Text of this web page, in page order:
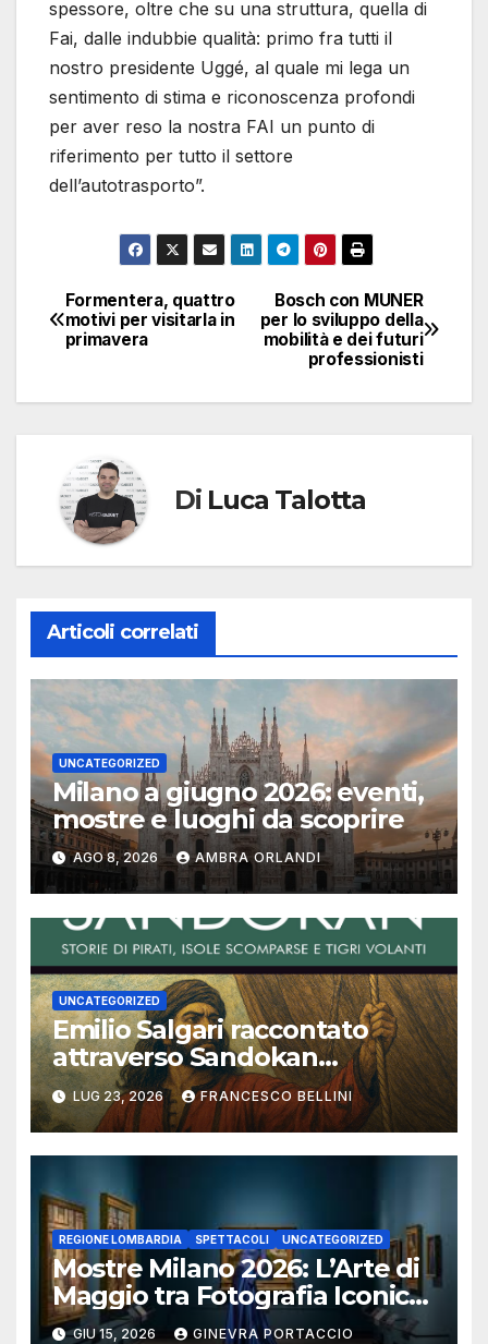
spessore, oltre che su una struttura, quella di
Fai, dalle indubbie qualità: primo fra tutti il
nostro presidente Uggé, al quale mi lega un
sentimento di stima e riconoscenza profondi
per aver reso la nostra FAI un punto di
riferimento per tutto il settore
dell’autotrasporto”.
Navigazione
articoli
Bosch con MUNER
per lo sviluppo della
mobilità e dei futuri
professionisti
Formentera, quattro
motivi per visitarla in
primavera
Di Luca Talotta
Articoli correlati
UNCATEGORIZED
Milano a giugno 2026: eventi,
mostre e luoghi da scoprire
AGO 8, 2026 AMBRA ORLANDI
UNCATEGORIZED
Emilio Salgari raccontato
attraverso Sandokan
(seconda ed ultima parte)
LUG 23, 2026 FRANCESCO BELLINI
REGIONE LOMBARDIA SPETTACOLI UNCATEGORIZED
Mostre Milano 2026: L’Arte di
Maggio tra Fotografia Iconica
e Installazioni Immersive
GIU 15, 2026 GINEVRA PORTACCIO